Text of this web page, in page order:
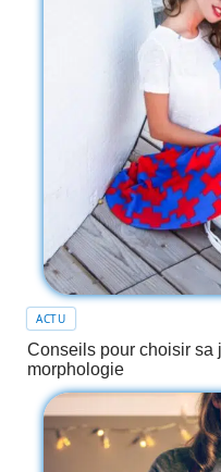
ACTU
Conseils pour choisir sa
morphologie